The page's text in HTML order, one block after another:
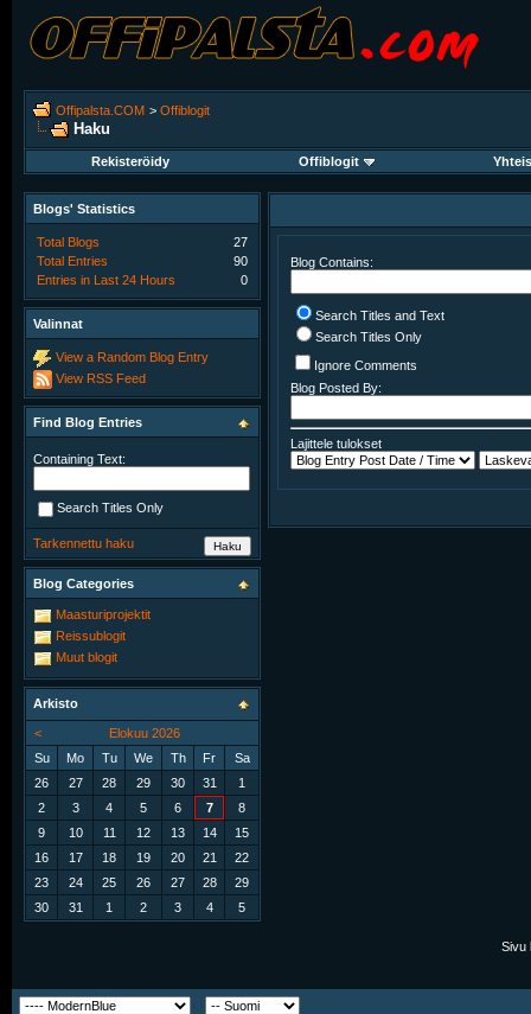
Offipalsta.COM > Offiblogit
Haku
Rekisteröidy Offiblogit
Blog Contains:
Search Titles and Text
Search Titles Only
Ignore Comments
Blog Posted By:
Lajittele tulokset
Blogs' Statistics
Total Blogs
27
Total Entries
90
Entries in Last 24 Hours
0
Valinnat
View a Random Blog Entry
View RSS Feed
Find Blog Entries
Containing Text:
Search Titles Only
Tarkennettu haku
Blog Categories
Maasturiprojektit
Reissublogit
Muut blogit
Arkisto
<
Elokuu 2026
Su
Mo Tu We Th Fr
Sa
26
27 28 29 30 31
1
2
3 4 5 6 7
8
9
10 11 12 13 14
15
16
17 18 19 20 21
22
23
24 25 26 27 28
29
30
31 1 2 3 4 5
Sivu